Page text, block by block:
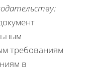
требованиям
в